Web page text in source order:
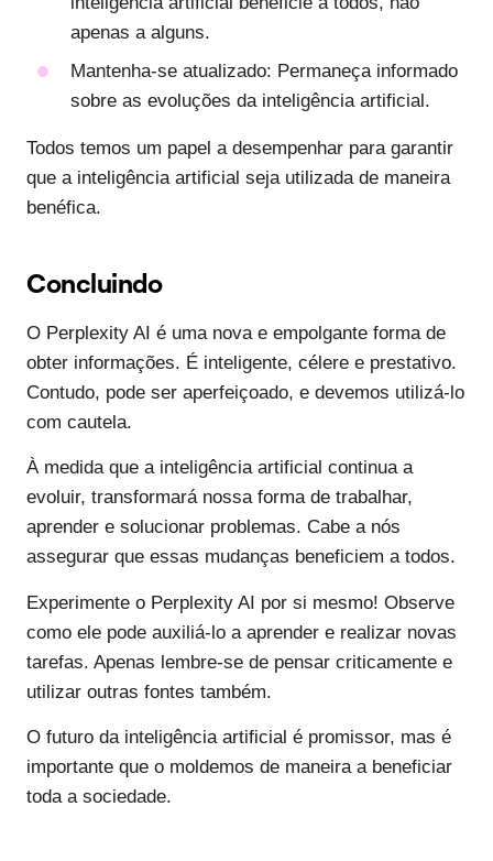
apenas a alguns.
Mantenha-se atualizado: Permaneça informado
sobre as evoluções da inteligência artificial.
Todos temos um papel a desempenhar para garantir
que a inteligência artificial seja utilizada de maneira
benéfica.
Concluindo
O Perplexity AI é uma nova e empolgante forma de
obter informações. É inteligente, célere e prestativo.
Contudo, pode ser aperfeiçoado, e devemos utilizá-lo
com cautela.
À medida que a inteligência artificial continua a
evoluir, transformará nossa forma de trabalhar,
aprender e solucionar problemas. Cabe a nós
assegurar que essas mudanças beneficiem a todos.
Experimente o Perplexity AI por si mesmo! Observe
como ele pode auxiliá-lo a aprender e realizar novas
tarefas. Apenas lembre-se de pensar criticamente e
utilizar outras fontes também.
O futuro da inteligência artificial é promissor, mas é
importante que o moldemos de maneira a beneficiar
toda a sociedade.